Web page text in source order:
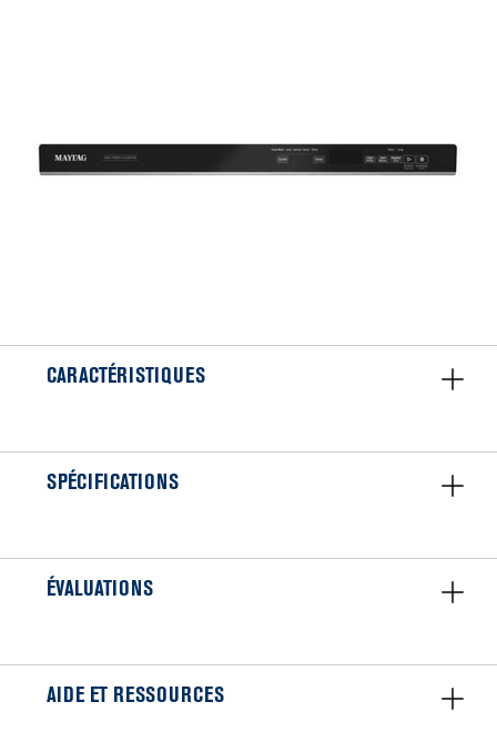
CARACTÉRISTIQUES
SPÉCIFICATIONS
ÉVALUATIONS
AIDE ET RESSOURCES